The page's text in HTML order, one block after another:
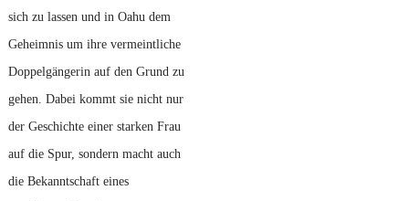
sich zu lassen und in Oahu dem
Geheimnis um ihre vermeintliche
Doppelgängerin auf den Grund zu
gehen. Dabei kommt sie nicht nur
der Geschichte einer starken Frau
auf die Spur, sondern macht auch
die Bekanntschaft eines